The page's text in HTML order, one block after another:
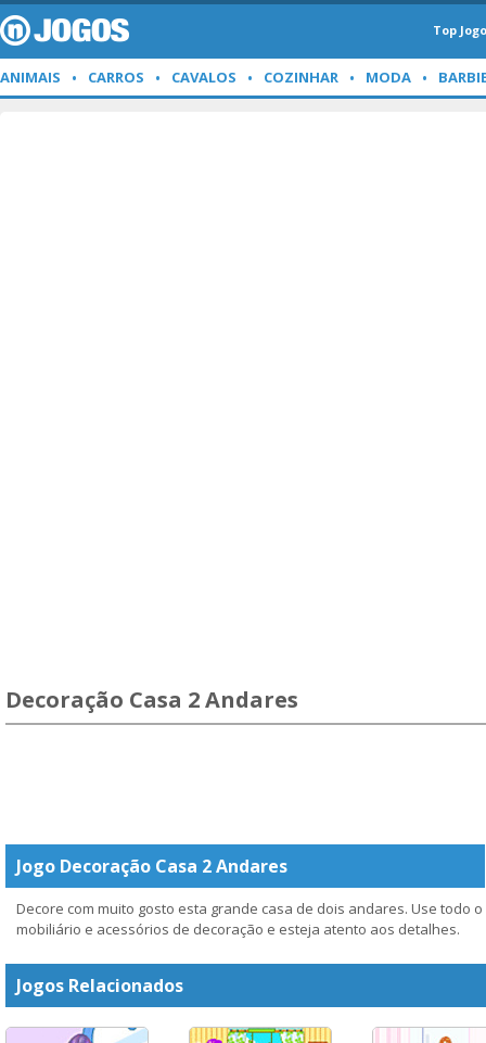
Top
ANIMAIS CARROS CAVALOS COZINHAR MODA
Decoração Casa 2 Andares
Jogo Decoração Casa 2 Andares
Decore com muito gosto esta grande casa de dois andares. Use todo o
mobiliário e acessórios de decoração e esteja atento aos detalhes.
Jogos Relacionados